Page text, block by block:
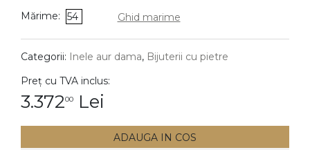
Pandantive
DIAMANTE Vezi toate
Cercei
Mărime: 54 Ghid marime
Categorii: Inele aur dama, Bijuterii cu pietre
Preț cu TVA inclus:
3.37200 Lei
ADAUGA IN COS